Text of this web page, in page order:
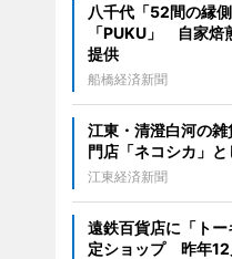
八千代「52間の縁
「PUKU」 自家焙
提供
船橋経済新聞
江東・清澄白河の
門店「ネコシカ」
江東経済新聞
遠鉄百貨店に「ト
定ショップ 昨年12